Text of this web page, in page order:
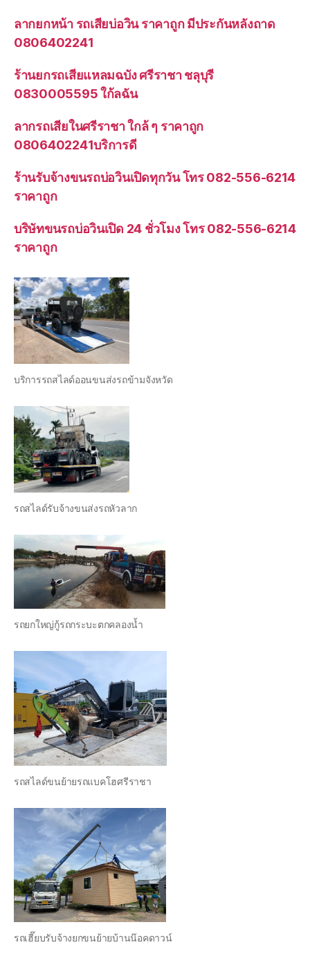
ลากยกหน้า รถเสียบ่อวิน ราคาถูก มีประกันหลังถาด
0806402241
ร้านยกรถเสียแหลมฉบัง ศรีราชา ชลุบุรี
0830005595 ใก้ลฉัน
ลากรถเสียในศรีราชา ใกล้ ๆ ราคาถูก
0806402241บริการดี
ร้านรับจ้างขนรถบ่อวินเปิดทุกวัน โทร 082-556-6214
ราคาถูก
บริษัทขนรถบ่อวินเปิด 24 ชั่วโมง โทร 082-556-6214
ราคาถูก
บริการรถสไลด์ออนขนส่งรถข้ามจังหวัด
รถสไลด์รับจ้างขนส่งรถหัวลาก
รถยกใหญ่กู้รถกระบะตกคลองน้ำ
รถสไลด์ขนย้ายรถแบคโฮศรีราชา
รถเฮี๊ยบรับจ้างยกขนย้ายบ้านน๊อคดาวน์